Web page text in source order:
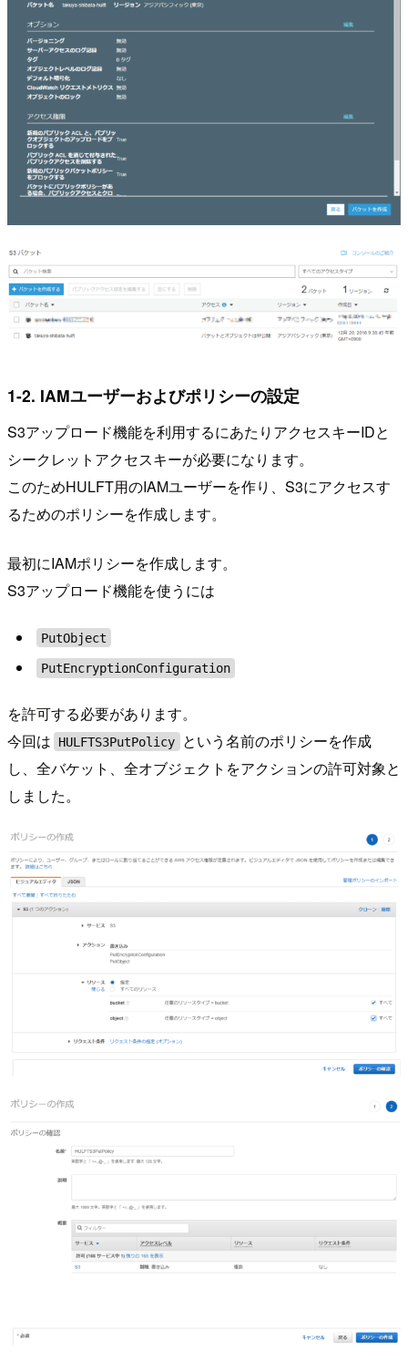
1-2. IAMユーザーおよびポリシーの設定
S3アップロード機能を利用するにあたりアクセスキーIDと
シークレットアクセスキーが必要になります。
このためHULFT用のIAMユーザーを作り、S3にアクセスす
るためのポリシーを作成します。
最初にIAMポリシーを作成します。
S3アップロード機能を使うには
PutObject
PutEncryptionConfiguration
を許可する必要があります。
今回は
HULFTS3PutPolicy
という名前のポリシーを作成
し、全バケット、全オブジェクトをアクションの許可対象と
しました。